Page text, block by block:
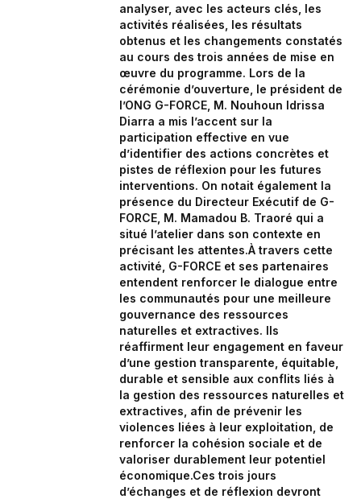
analyser, avec les acteurs clés, les
activités réalisées, les résultats
obtenus et les changements constatés
au cours des trois années de mise en
œuvre du programme. Lors de la
cérémonie d’ouverture, le président de
l’ONG G-FORCE, M. Nouhoun Idrissa
Diarra a mis l’accent sur la
participation effective en vue
d’identifier des actions concrètes et
pistes de réflexion pour les futures
interventions. On notait également la
présence du Directeur Exécutif de G-
FORCE, M. Mamadou B. Traoré qui a
situé l’atelier dans son contexte en
précisant les attentes.À travers cette
activité, G-FORCE et ses partenaires
entendent renforcer le dialogue entre
les communautés pour une meilleure
gouvernance des ressources
naturelles et extractives. Ils
réaffirment leur engagement en faveur
d’une gestion transparente, équitable,
durable et sensible aux conflits liés à
la gestion des ressources naturelles et
extractives, afin de prévenir les
violences liées à leur exploitation, de
renforcer la cohésion sociale et de
valoriser durablement leur potentiel
économique.Ces trois jours
d’échanges et de réflexion devront